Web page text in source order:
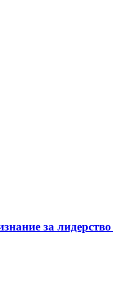
за